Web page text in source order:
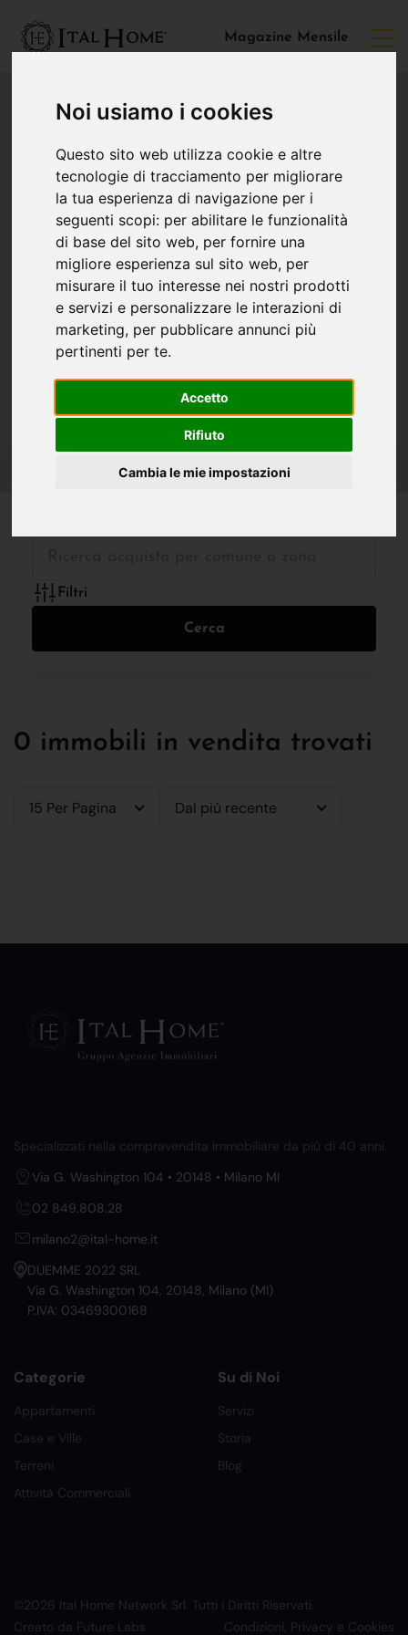
Noi usiamo i cookies
Questo sito web utilizza cookie e altre
tecnologie di tracciamento per migliorare
la tua esperienza di navigazione per i
seguenti scopi: per abilitare le funzionalità
di base del sito web, per fornire una
migliore esperienza sul sito web, per
misurare il tuo interesse nei nostri prodotti
e servizi e personalizzare le interazioni di
marketing, per pubblicare annunci più
pertinenti per te.
Accetto
Rifiuto
Cambia le mie impostazioni
Magazine Mensile
Filtri
Cerca
0 immobili in vendita trovati
15 Per Pagina Dal più recente
Specializzati nella compravendita immobiliare da più di 40 anni.
Via G. Washington 104 • 20148 • Milano MI
02 849.808.28
milano2@ital-home.it
DUEMME 2022 SRL
Via G. Washington 104, 20148, Milano (MI)
P.IVA: 03469300168
Categorie
Appartamenti
Case e Ville
Terreni
Attività Commerciali
Su di Noi
Servizi
Storia
Blog
©2026 Ital Home Network Srl. Tutti i Diritti Riservati.
Creato da Future Labs
Condizioni, Privacy e Cookies